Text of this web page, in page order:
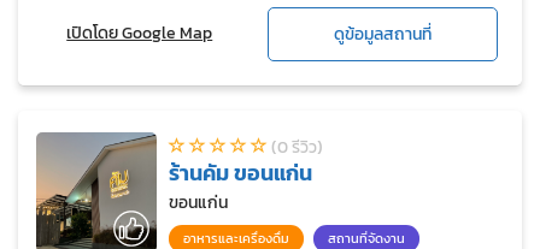
ฝีมือแรงงานจังหวัด
เชียงใหม่, 13 กิโลเมตร จาก
ตัวเมืองเชียงใหม่
เปิดโดย Google Map ดูข้อมูลสถานที่
(0 รีวิว)
ร้านคัม ขอนแก่น
ขอนแก่น
อาหารและเครื่องดื่ม สถานที่จัดงาน